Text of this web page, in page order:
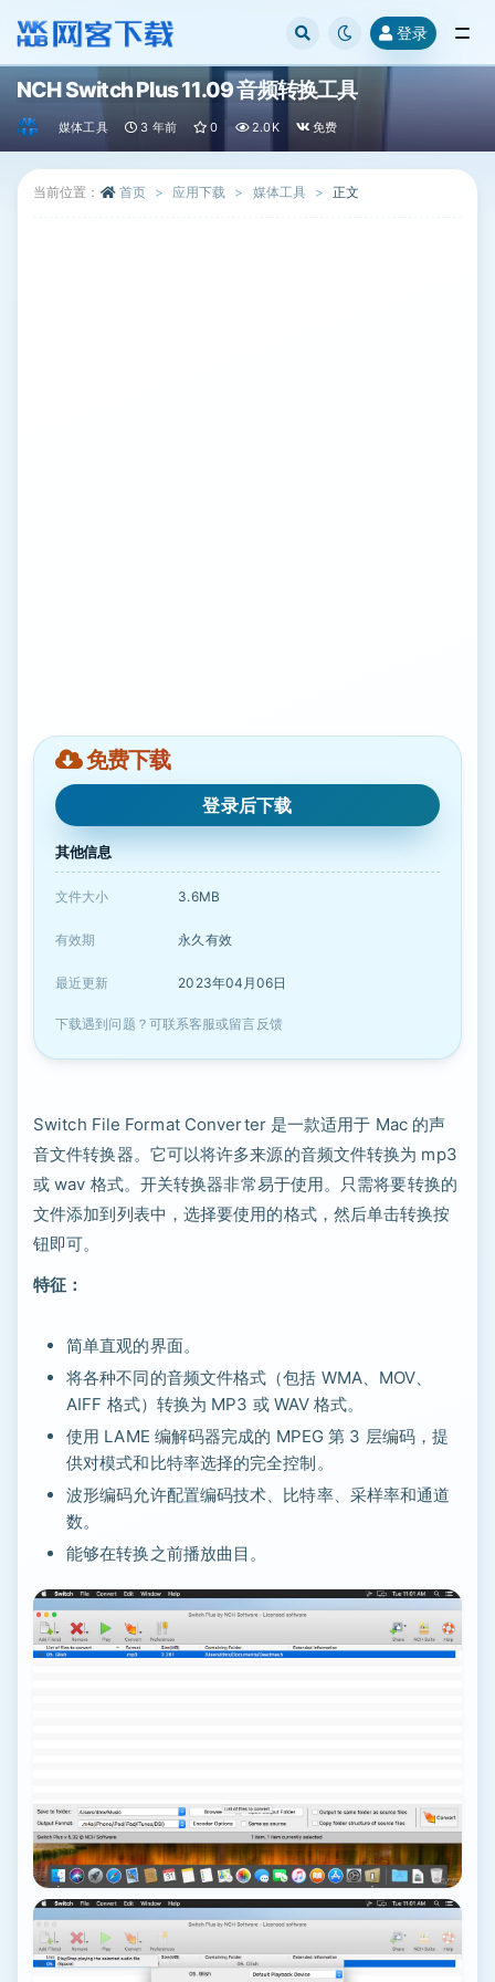
登录
NCH Switch Plus 11.09 音频转换工具
媒体工具 3 年前 0 2.0K 免费
当前位置： 首页 应用下载 媒体工具 正文
免费下载
登录后下载
其他信息
文件大小 3.6MB
有效期 永久有效
最近更新 2023年04月06日
下载遇到问题？可联系客服或留言反馈
Switch File Format Converter 是一款适用于 Mac 的声
音文件转换器。它可以将许多来源的音频文件转换为 mp3
或 wav 格式。开关转换器非常易于使用。只需将要转换的
文件添加到列表中，选择要使用的格式，然后单击转换按
钮即可。
特征：
简单直观的界面。
将各种不同的音频文件格式（包括 WMA、MOV、
AIFF 格式）转换为 MP3 或 WAV 格式。
使用 LAME 编解码器完成的 MPEG 第 3 层编码，提
供对模式和比特率选择的完全控制。
波形编码允许配置编码技术、比特率、采样率和通道
数。
能够在转换之前播放曲目。
全部